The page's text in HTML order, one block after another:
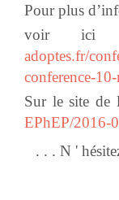
Pour plus
voir
adoptes.fr/
conference-
Sur le site de
EPhEP/2016-
. . . N '